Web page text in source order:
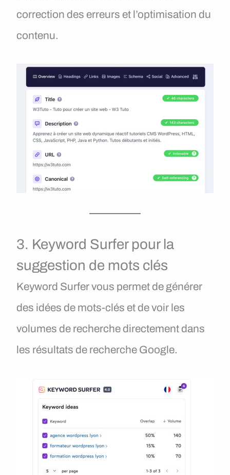
correction des erreurs et l’optimisation du
contenu.
3. Keyword Surfer pour la
suggestion de mots clés
Keyword Surfer vous permet de générer
des idées de mots-clés et de voir les
volumes de recherche directement dans
les résultats de recherche Google.